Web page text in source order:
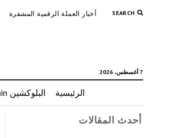
SEARCH أخبار العملة الرقمية المشفرة
7 أغسطس، 2026
الرئيسية البلوكشين Blockchain
أحدث المقالات